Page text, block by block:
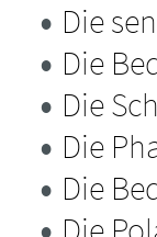
Die
Die
Die
Die
Die